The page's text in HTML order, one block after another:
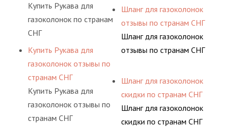
Купить Рукава для
газоколонок по странам
СНГ
Купить Рукава для
газоколонок отзывы по
странам СНГ
Купить Рукава для
газоколонок отзывы по
странам СНГ
Шланг для газоколонок
отзывы по странам СНГ
Шланг для газоколонок
отзывы по странам СНГ
Шланг для газоколонок
скидки по странам СНГ
Шланг для газоколонок
скидки по странам СНГ